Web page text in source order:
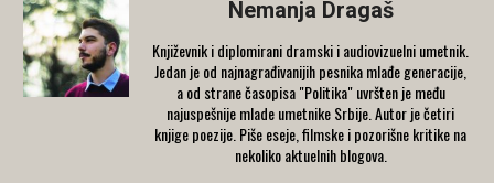
Nemanja Dragaš
Književnik i diplomirani dramski i audiovizuelni umetnik.
Jedan je od najnagrađivanijih pesnika mlađe generacije,
a od strane časopisa "Politika" uvršten je među
najuspešnije mlade umetnike Srbije. Autor je četiri
knjige poezije. Piše eseje, filmske i pozorišne kritike na
nekoliko aktuelnih blogova.